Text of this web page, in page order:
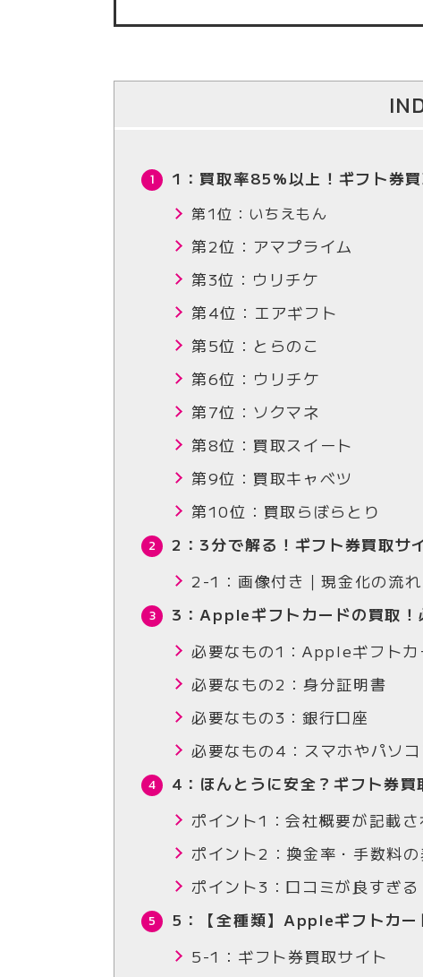
1：買取率85%以上！ギフト券
第1位：いちえもん
第2位：アマプライム
第3位：ウリチケ
第4位：エアギフト
第5位：とらのこ
第6位：ウリチケ
第7位：ソクマネ
第8位：買取スイート
第9位：買取キャベツ
第10位：買取らぼらとり
2：3分で解る！ギフト券買取サ
2-1：画像付き｜現金化の流れ
3：Appleギフトカードの買取！
必要なもの1：Appleギフトカ
必要なもの2：身分証明書
必要なもの3：銀行口座
必要なもの4：スマホやパソコ
4：ほんとうに安全？ギフト券
ポイント1：会社概要が記載さ
ポイント2：換金率・手数料の
ポイント3：口コミが良すぎる
5：【全種類】Appleギフトカ
5-1：ギフト券買取サイト